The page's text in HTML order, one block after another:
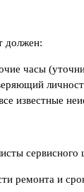
должен:
часы
известные
сервисного
ремонта и